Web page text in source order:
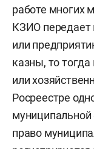
работе многих
КЗИО
или
казны, то
или
Росреестре
муниципальной
право